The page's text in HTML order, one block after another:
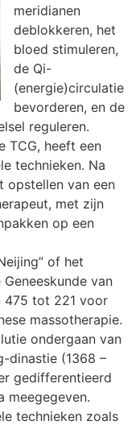
meridianen
deblokkeren, het
bloed stimuleren,
de Qi-
(energie)circulatie
bevorderen, en de
reguleren.
TCG, heeft een
technieken. Na
opstellen van een
met zijn
op een
of het
van
475 tot 221 voor
massotherapie.
ondergaan van
dinastie (1368 –
gedifferentieerd
meegegeven.
technieken zoals